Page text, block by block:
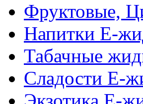
Фруктовые,
Напитки Е-
Табачные
Сладости Е-